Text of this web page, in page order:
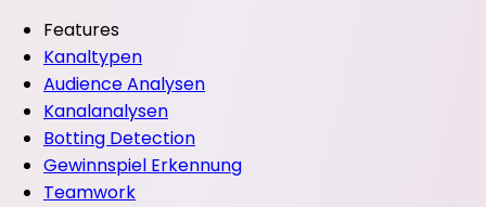
Features
Kanaltypen
Audience Analysen
Kanalanalysen
Botting Detection
Gewinnspiel Erkennung
Teamwork